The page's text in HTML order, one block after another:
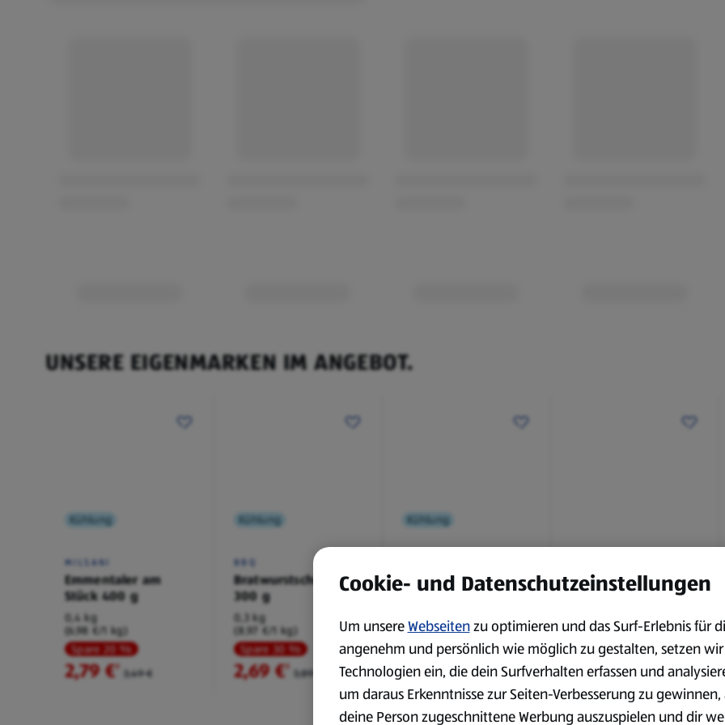
UNSERE EIGENMARKEN IM ANGEBOT.
Kühlung
MILSANI
Emmentaler am
Stück 400 g
0,4 kg
(6,98 €/1 kg)
Spare 20 %
2,79 €² 3,49 €
Kühlung
BBQ
Bratwurstschnecke
300 g
0,3 kg
(8,97 €/1 kg)
Spare 30 %
2,69 €² 3,89 €
Kühlung
Laugenbaguette mit
Kräuterbutter 175 g
0,18 kg
(4,51 €/1 kg)
Spare 38 %
0,79 €² 1,29 €
Bianco Toscana IGT
0,75 l
0,75 l
(3,72 €/1 l)
Spare 20 %
2,79 €² 3,49 €
Cookie- und Datenschutzeinstellungen
Um unsereWebseitenzu optimieren und das Surf-Erlebnis für
angenehm und persönlich wie möglich zu gestalten, setzen wir
Technologien ein, die dein Surfverhalten erfassen und
um daraus Erkenntnisse zur Seiten-Verbesserung zu gewinnen,
deine Person zugeschnittene Werbung auszuspielen und dir